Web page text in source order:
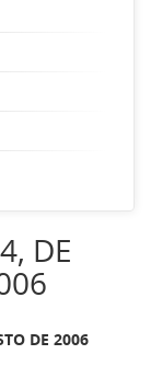
DE
DE 2006